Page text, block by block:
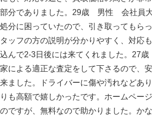
部分でありました。29歳 男性 会社員
処分に困っていたので、引き取ってもら
タッフの方の説明が分かりやすく、対応
込んで2-3日後には来てくれました。27
家による適正な査定をして下さるので、
来ました。ドライバーに傷や汚れなどあ
りも高額で嬉しかったです。ホームペー
のですが、無料なので助かりました。か